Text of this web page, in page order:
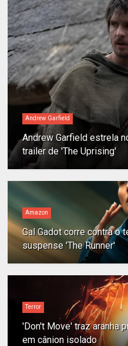
Andrew Garfield
Andrew Garfield estrela
trailer de 'The Uprising'
Amazon
Gal Gadot corre contra o
suspense 'The Runner'
Terror
'Don't Move' traz aranha
em cânion isolado